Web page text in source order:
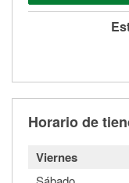
Horario de
Viernes